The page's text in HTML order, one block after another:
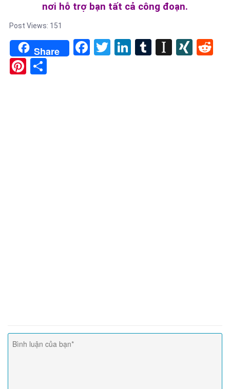
nơi hỗ trợ bạn tất cả công đoạn.
Post Views: 151
Share Facebook
TwitterLinkedIn
Tumblr
Pinterest